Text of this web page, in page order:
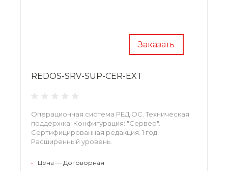
Заказать
REDOS-SRV-SUP-CER-EXT
Операционная система РЕД ОС. Техническая
поддержка. Конфигурация: "Сервер".
Сертифицированная редакция. 1 год.
Расширенный уровень.
• Цена — Договорная